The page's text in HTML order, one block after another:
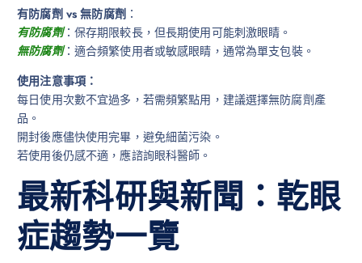
有防腐劑 vs 無防腐劑 ：
有防腐劑：保存期限較長，但長期使用可能刺激眼睛。
無防腐劑：適合頻繁使用者或敏感眼睛，通常為單支包裝。
使用注意事項：
每日使用次數不宜過多，若需頻繁點用，建議選擇無防腐劑產
品。
開封後應儘快使用完畢，避免細菌污染。
若使用後仍感不適，應諮詢眼科醫師。
最新科研與新聞：乾眼
症趨勢一覽